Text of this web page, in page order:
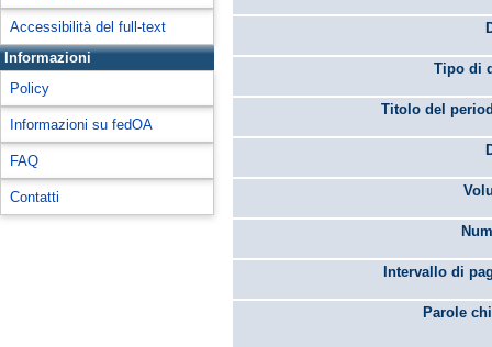
Accessibilità del full-text
Informazioni
Policy
Informazioni su fedOA
FAQ
Contatti
Tipo di
Titolo del
Intervallo di
Parole